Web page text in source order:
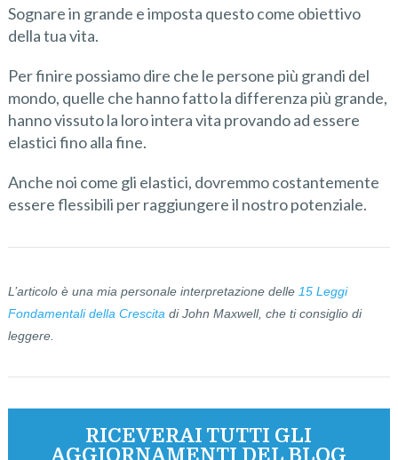
Sognare in grande e imposta questo come obiettivo
della tua vita.
Per finire possiamo dire che le persone più grandi del
mondo, quelle che hanno fatto la differenza più grande,
hanno vissuto la loro intera vita provando ad essere
elastici fino alla fine.
Anche noi come gli elastici, dovremmo costantemente
essere flessibili per raggiungere il nostro potenziale.
L’articolo è una mia personale interpretazione delle 15 Leggi
Fondamentali della Crescitadi John Maxwell, che ti consiglio di
leggere.
RICEVERAI TUTTI GLI
AGGIORNAMENTI DEL BLOG